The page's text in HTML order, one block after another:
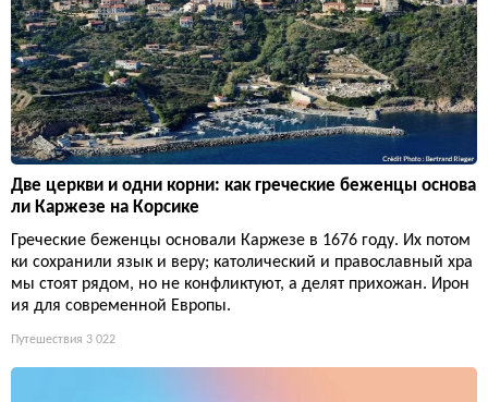
Две церкви и одни корни: как греческие беженцы основа
ли Каржезе на Корсике
Греческие беженцы основали Каржезе в 1676 году. Их потом
ки сохранили язык и веру; католический и православный хра
мы стоят рядом, но не конфликтуют, а делят прихожан. Ирон
ия для современной Европы.
Путешествия 3 022